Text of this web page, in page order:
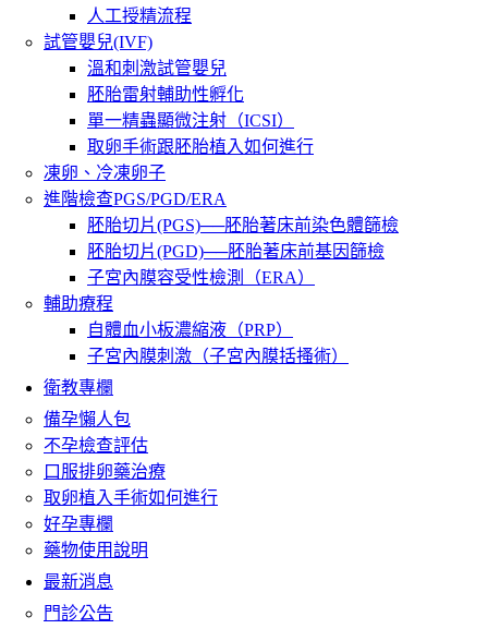
人工授精流程
試管嬰兒(IVF)
溫和刺激試管嬰兒
胚胎雷射輔助性孵化
單一精蟲顯微注射（ICSI）
取卵手術跟胚胎植入如何進行
凍卵、冷凍卵子
進階檢查PGS/PGD/ERA
胚胎切片(PGS)──胚胎著床前染色體篩檢
胚胎切片(PGD)──胚胎著床前基因篩檢
子宮內膜容受性檢測（ERA）
輔助療程
自體血小板濃縮液（PRP）
子宮內膜刺激（子宮內膜括搔術）
衛教專欄
備孕懶人包
不孕檢查評估
口服排卵藥治療
取卵植入手術如何進行
好孕專欄
藥物使用說明
最新消息
門診公告